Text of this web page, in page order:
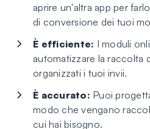
aprire un'altra app per
di conversione dei tuoi
È efficiente: I moduli
automatizzare la raccolta
organizzati i tuoi invii.
È accurato: Puoi
modo che vengano
cui hai bisogno.